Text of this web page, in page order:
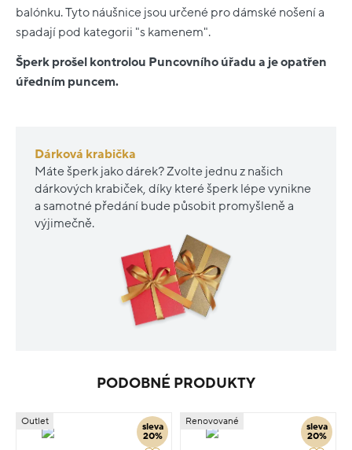
balónku. Tyto náušnice jsou určené pro dámské nošení a
spadají pod kategorii "s kamenem".
Šperk prošel kontrolou Puncovního úřadu a je opatřen
úředním puncem.
Dárková krabička
Máte šperk jako dárek? Zvolte jednu z našich
dárkových krabiček, díky které šperk lépe vynikne
a samotné předání bude působit promyšleně a
výjimečně.
PODOBNÉ PRODUKTY
sleva
20%
Outlet
sleva
20%
Renovované